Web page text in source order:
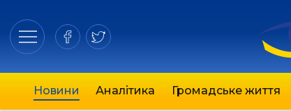
Новини Аналітика Громадське життя